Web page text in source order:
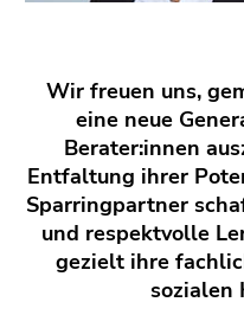
Wir freuen uns,
eine neue
Berater:innen
Entfaltung ihrer
Sparringpartner
und respektvolle
gezielt ihre
sozialen